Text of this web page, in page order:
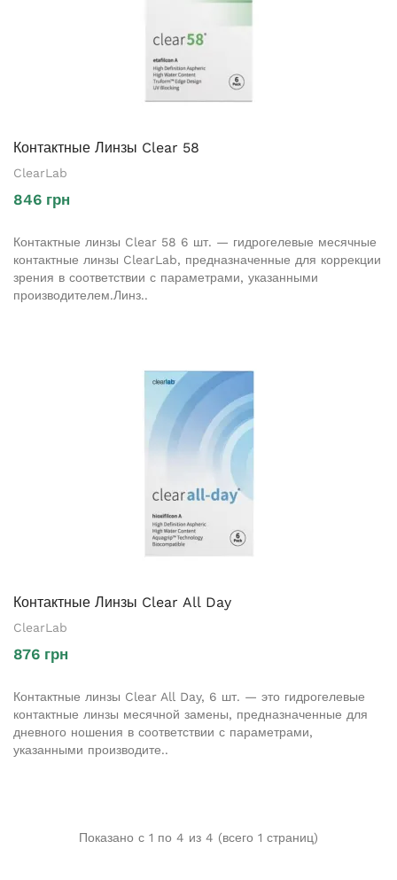
Контактные Линзы Clear 58
ClearLab
846 грн
Контактные линзы Clear 58 6 шт. — гидрогелевые месячные
контактные линзы ClearLab, предназначенные для коррекции
зрения в соответствии с параметрами, указанными
производителем.Линз..
Контактные Линзы Clear All Day
ClearLab
876 грн
Контактные линзы Clear All Day, 6 шт. — это гидрогелевые
контактные линзы месячной замены, предназначенные для
дневного ношения в соответствии с параметрами,
указанными производите..
Показано с 1 по 4 из 4 (всего 1 страниц)